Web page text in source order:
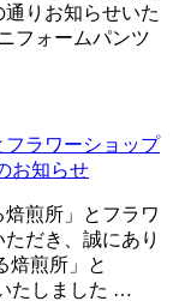
りお知らせいた
フォームパンツ
フラワーショップ
お知らせ
煎所」とフラワ
だき、誠にあり
焙煎所」と
たしました …